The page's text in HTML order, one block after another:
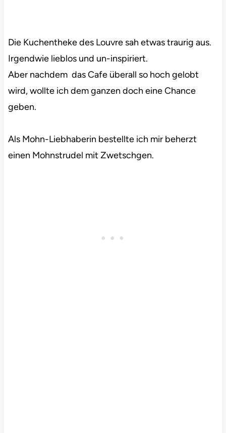
Die Kuchentheke des Louvre sah etwas traurig aus.
Irgendwie lieblos und un-inspiriert.
Aber nachdem das Cafe überall so hoch gelobt
wird, wollte ich dem ganzen doch eine Chance
geben.
Als Mohn-Liebhaberin bestellte ich mir beherzt
einen Mohnstrudel mit Zwetschgen.